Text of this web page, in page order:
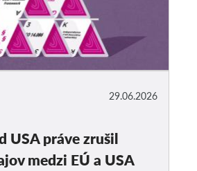
29.06.2026
USA práve zrušil
medzi EÚ a USA